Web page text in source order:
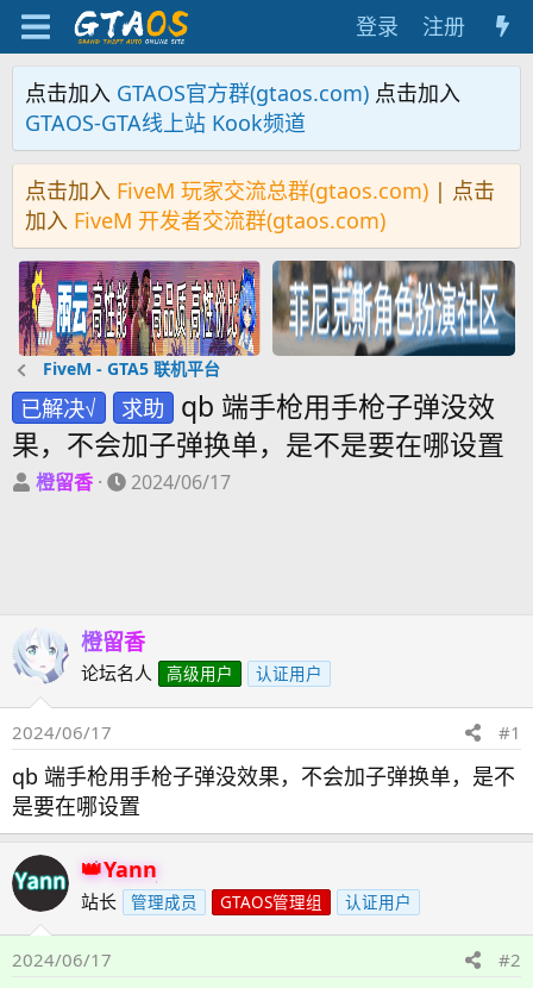
登录 注册
点击加入 GTAOS官方群(gtaos.com) 点击加入
GTAOS-GTA线上站 Kook频道
点击加入 FiveM 玩家交流总群(gtaos.com) | 点击
加入 FiveM 开发者交流群(gtaos.com)
FiveM - GTA5 联机平台
已解决√ 求助
qb 端手枪用手枪子弹没效
果，不会加子弹换单，是不是要在哪设置
主
橙留香
开
2024/06/17
橙留香
论坛名人 高级用户 认证用户
2024/06/17 #1
qb 端手枪用手枪子弹没效果，不会加子弹换单，是不
是要在哪设置
Yann
站长 管理成员 GTAOS管理组 认证用户
2024/06/17 #2